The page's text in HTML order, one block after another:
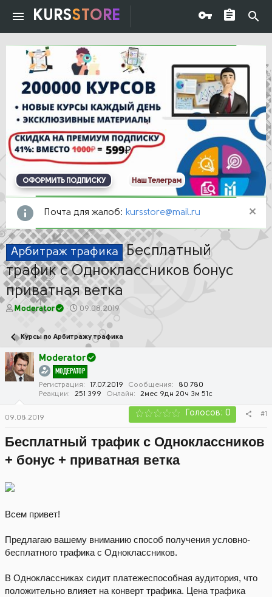
KURSSTORE
ОФОРМИТЬ ПОДПИСКУ Наш Телеграм
Почта для жалоб: kursstore@mail.ru
Арбитраж трафика Бесплатный
трафик с Одноклассников бонус
приватная ветка
А
о
р
т
е
Moderator
Д
а
а
ч
а
л
а
09.08.2019
Курсы по Арбитражу трафика
Moderator
МОДЕРАТОР
Регистрация 17.07.2019 Сообщения
80 780
Реакции
251 399 Онлайн 2мес 9дн 20ч 3м 51с
09.08.2019 Голосов: 0 #1
Бесплатный трафик с Одноклассников
+ бонус + приватная ветка
Всем привет!
Предлагаю вашему вниманию способ получения условно-
бесплатного трафика с Одноклассников.
В Одноклассниках сидит платежеспособная аудитория, что
положительно влияет на конверт трафика. Цена трафика